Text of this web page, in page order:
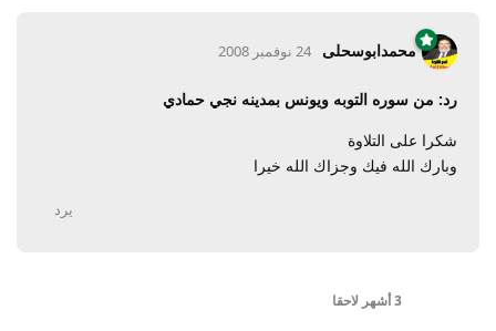
محمدابوسحلى 24 نوفمبر 2008
رد: من سوره التوبه ويونس بمدينه نجي حمادي
شكرا على التلاوة
وبارك الله فيك وجزاك الله خيرا
يرد
3 أشهر لاحقا